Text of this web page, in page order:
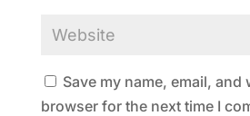
Save my name, email, and
browser for the next time I